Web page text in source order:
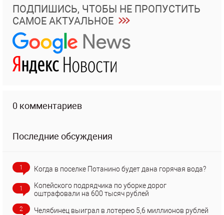
ПОДПИШИСЬ, ЧТОБЫ НЕ ПРОПУСТИТЬ
САМОЕ АКТУАЛЬНОЕ
0 комментариев
Последние обсуждения
1 Когда в поселке Потанино будет дана горячая вода?
1
Копейского подрядчика по уборке дорог
оштрафовали на 600 тысяч рублей
2 Челябинец выиграл в лотерею 5,6 миллионов рублей